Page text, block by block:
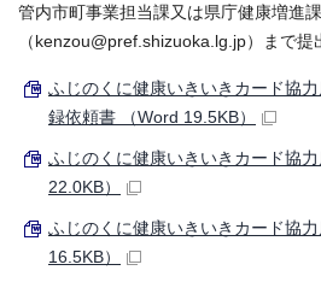
管内市町事業担当課又は県庁健康増進課
（kenzou@pref.shizuoka.lg.jp）まで提
ふじのくに健康いきいきカード協
録依頼書 （Word 19.5KB）
ふじのくに健康いきいきカード協
22.0KB）
ふじのくに健康いきいきカード協
16.5KB）